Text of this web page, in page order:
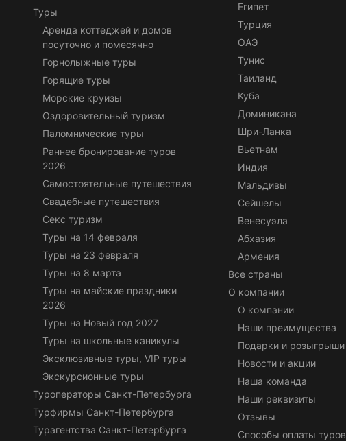
Туры
Аренда коттеджей и домов
посуточно и помесячно
Горнолыжные туры
Горящие туры
Морские круизы
Оздоровительный туризм
Паломнические туры
Раннее бронирование туров
2026
Самостоятельные путешествия
Свадебные путешествия
Секс туризм
Туры на 14 февраля
Туры на 23 февраля
Туры на 8 марта
Туры на майские праздники
2026
Туры на Новый год 2027
Туры на школьные каникулы
Эксклюзивные туры, VIP туры
Экскурсионные туры
Туроператоры Санкт-Петербурга
Турфирмы Санкт-Петербурга
Турагентства Санкт-Петербурга
Египет
Турция
ОАЭ
Тунис
Таиланд
Куба
Доминикана
Шри-Ланка
Вьетнам
Индия
Мальдивы
Сейшелы
Венесуэла
Абхазия
Армения
Все страны
О компании
О компании
Наши преимущества
Подарки и розыгрыши
Новости и акции
Наша команда
Наши реквизиты
Отзывы
Способы оплаты туров